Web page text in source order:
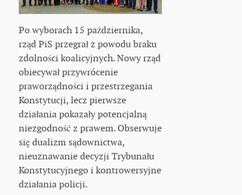
Po wyborach 15 października,
rząd PiS przegrał z powodu braku
zdolności koalicyjnych. Nowy rząd
obiecywał przywrócenie
praworządności i przestrzegania
Konstytucji, lecz pierwsze
działania pokazały potencjalną
niezgodność z prawem. Obserwuje
się dualizm sądownictwa,
nieuznawanie decyzji Trybunału
Konstytucyjnego i kontrowersyjne
działania policji.